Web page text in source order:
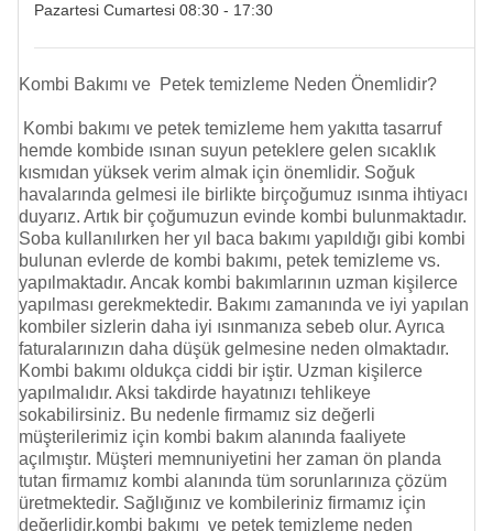
Pazartesi Cumartesi 08:30 - 17:30
Kombi Bakımı ve Petek temizleme Neden Önemlidir?
Kombi bakımı ve petek temizleme hem yakıtta tasarruf
hemde kombide ısınan suyun peteklere gelen sıcaklık
kısmıdan yüksek verim almak için önemlidir. Soğuk
havalarında gelmesi ile birlikte birçoğumuz ısınma ihtiyacı
duyarız. Artık bir çoğumuzun evinde kombi bulunmaktadır.
Soba kullanılırken her yıl baca bakımı yapıldığı gibi kombi
bulunan evlerde de kombi bakımı, petek temizleme vs.
yapılmaktadır. Ancak kombi bakımlarının uzman kişilerce
yapılması gerekmektedir. Bakımı zamanında ve iyi yapılan
kombiler sizlerin daha iyi ısınmanıza sebeb olur. Ayrıca
faturalarınızın daha düşük gelmesine neden olmaktadır.
Kombi bakımı oldukça ciddi bir iştir. Uzman kişilerce
yapılmalıdır. Aksi takdirde hayatınızı tehlikeye
sokabilirsiniz. Bu nedenle firmamız siz değerli
müşterilerimiz için kombi bakım alanında faaliyete
açılmıştır. Müşteri memnuniyetini her zaman ön planda
tutan firmamız kombi alanında tüm sorunlarınıza çözüm
üretmektedir. Sağlığınız ve kombileriniz firmamız için
değerlidir.kombi bakımı ve petek temizleme neden